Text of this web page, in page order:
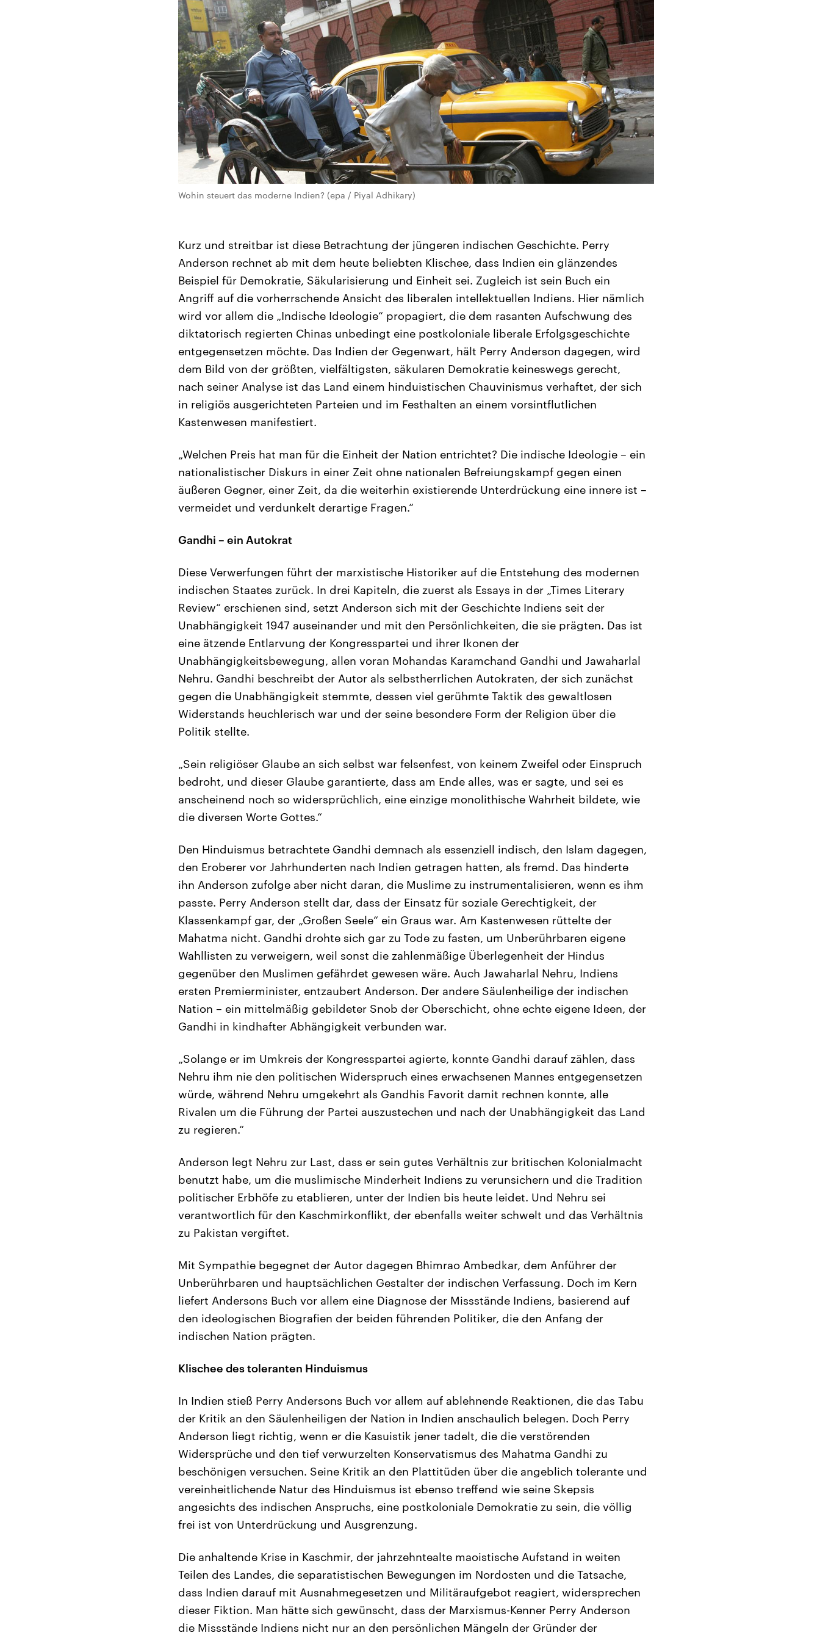
Wohin steuert das moderne Indien? (epa / Piyal Adhikary)
Kurz und streitbar ist diese Betrachtung der jüngeren indischen Geschichte. Perry
Anderson rechnet ab mit dem heute beliebten Klischee, dass Indien ein glänzendes
Beispiel für Demokratie, Säkularisierung und Einheit sei. Zugleich ist sein Buch ein
Angriff auf die vorherrschende Ansicht des liberalen intellektuellen Indiens. Hier nämlich
wird vor allem die „Indische Ideologie“ propagiert, die dem rasanten Aufschwung des
diktatorisch regierten Chinas unbedingt eine postkoloniale liberale Erfolgsgeschichte
entgegensetzen möchte. Das Indien der Gegenwart, hält Perry Anderson dagegen, wird
dem Bild von der größten, vielfältigsten, säkularen Demokratie keineswegs gerecht,
nach seiner Analyse ist das Land einem hinduistischen Chauvinismus verhaftet, der sich
in religiös ausgerichteten Parteien und im Festhalten an einem vorsintflutlichen
Kastenwesen manifestiert.
„Welchen Preis hat man für die Einheit der Nation entrichtet? Die indische Ideologie – ein
nationalistischer Diskurs in einer Zeit ohne nationalen Befreiungskampf gegen einen
äußeren Gegner, einer Zeit, da die weiterhin existierende Unterdrückung eine innere ist –
vermeidet und verdunkelt derartige Fragen.“
Gandhi – ein Autokrat
Diese Verwerfungen führt der marxistische Historiker auf die Entstehung des modernen
indischen Staates zurück. In drei Kapiteln, die zuerst als Essays in der „Times Literary
Review“ erschienen sind, setzt Anderson sich mit der Geschichte Indiens seit der
Unabhängigkeit 1947 auseinander und mit den Persönlichkeiten, die sie prägten. Das ist
eine ätzende Entlarvung der Kongresspartei und ihrer Ikonen der
Unabhängigkeitsbewegung, allen voran Mohandas Karamchand Gandhi und Jawaharlal
Nehru. Gandhi beschreibt der Autor als selbstherrlichen Autokraten, der sich zunächst
gegen die Unabhängigkeit stemmte, dessen viel gerühmte Taktik des gewaltlosen
Widerstands heuchlerisch war und der seine besondere Form der Religion über die
Politik stellte.
„Sein religiöser Glaube an sich selbst war felsenfest, von keinem Zweifel oder Einspruch
bedroht, und dieser Glaube garantierte, dass am Ende alles, was er sagte, und sei es
anscheinend noch so widersprüchlich, eine einzige monolithische Wahrheit bildete, wie
die diversen Worte Gottes.“
Den Hinduismus betrachtete Gandhi demnach als essenziell indisch, den Islam dagegen,
den Eroberer vor Jahrhunderten nach Indien getragen hatten, als fremd. Das hinderte
ihn Anderson zufolge aber nicht daran, die Muslime zu instrumentalisieren, wenn es ihm
passte. Perry Anderson stellt dar, dass der Einsatz für soziale Gerechtigkeit, der
Klassenkampf gar, der „Großen Seele“ ein Graus war. Am Kastenwesen rüttelte der
Mahatma nicht. Gandhi drohte sich gar zu Tode zu fasten, um Unberührbaren eigene
Wahllisten zu verweigern, weil sonst die zahlenmäßige Überlegenheit der Hindus
gegenüber den Muslimen gefährdet gewesen wäre. Auch Jawaharlal Nehru, Indiens
ersten Premierminister, entzaubert Anderson. Der andere Säulenheilige der indischen
Nation – ein mittelmäßig gebildeter Snob der Oberschicht, ohne echte eigene Ideen, der
Gandhi in kindhafter Abhängigkeit verbunden war.
„Solange er im Umkreis der Kongresspartei agierte, konnte Gandhi darauf zählen, dass
Nehru ihm nie den politischen Widerspruch eines erwachsenen Mannes entgegensetzen
würde, während Nehru umgekehrt als Gandhis Favorit damit rechnen konnte, alle
Rivalen um die Führung der Partei auszustechen und nach der Unabhängigkeit das Land
zu regieren.“
Anderson legt Nehru zur Last, dass er sein gutes Verhältnis zur britischen Kolonialmacht
benutzt habe, um die muslimische Minderheit Indiens zu verunsichern und die Tradition
politischer Erbhöfe zu etablieren, unter der Indien bis heute leidet. Und Nehru sei
verantwortlich für den Kaschmirkonflikt, der ebenfalls weiter schwelt und das Verhältnis
zu Pakistan vergiftet.
Mit Sympathie begegnet der Autor dagegen Bhimrao Ambedkar, dem Anführer der
Unberührbaren und hauptsächlichen Gestalter der indischen Verfassung. Doch im Kern
liefert Andersons Buch vor allem eine Diagnose der Missstände Indiens, basierend auf
den ideologischen Biografien der beiden führenden Politiker, die den Anfang der
indischen Nation prägten.
Klischee des toleranten Hinduismus
In Indien stieß Perry Andersons Buch vor allem auf ablehnende Reaktionen, die das Tabu
der Kritik an den Säulenheiligen der Nation in Indien anschaulich belegen. Doch Perry
Anderson liegt richtig, wenn er die Kasuistik jener tadelt, die die verstörenden
Widersprüche und den tief verwurzelten Konservatismus des Mahatma Gandhi zu
beschönigen versuchen. Seine Kritik an den Plattitüden über die angeblich tolerante und
vereinheitlichende Natur des Hinduismus ist ebenso treffend wie seine Skepsis
angesichts des indischen Anspruchs, eine postkoloniale Demokratie zu sein, die völlig
frei ist von Unterdrückung und Ausgrenzung.
Die anhaltende Krise in Kaschmir, der jahrzehntealte maoistische Aufstand in weiten
Teilen des Landes, die separatistischen Bewegungen im Nordosten und die Tatsache,
dass Indien darauf mit Ausnahmegesetzen und Militäraufgebot reagiert, widersprechen
dieser Fiktion. Man hätte sich gewünscht, dass der Marxismus-Kenner Perry Anderson
die Missstände Indiens nicht nur an den persönlichen Mängeln der Gründer der